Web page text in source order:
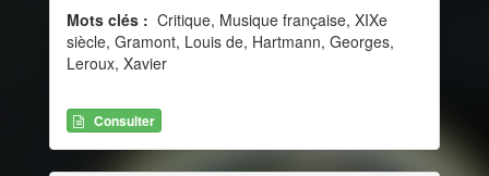
Mots clés : Critique, Musique française, XIXe
siècle, Gramont, Louis de, Hartmann, Georges,
Leroux, Xavier
Consulter